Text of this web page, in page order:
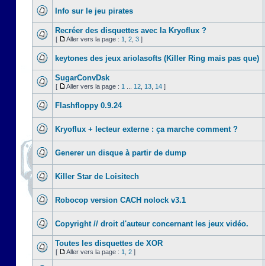
Info sur le jeu pirates
Recréer des disquettes avec la Kryoflux ?
[ Aller vers la page : 1 2 3 ]
keytones des jeux ariolasofts (Killer Ring mais pas que)
SugarConvDsk
[ Aller vers la page : 1 12 13 14 ]
Flashfloppy 0.9.24
Kryoflux + lecteur externe : ça marche comment ?
Generer un disque à partir de dump
Killer Star de Loisitech
Robocop version CACH nolock v3.1
Copyright // droit d'auteur concernant les jeux vidéo.
Toutes les disquettes de XOR
[ Aller vers la page : 1 2 ]